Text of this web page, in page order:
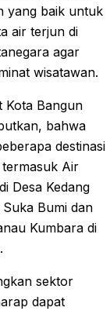
yang baik untuk
air terjun di
agar
wisatawan.
Kota Bangun
bahwa
destinasi
Air
Desa Kedang
Bumi dan
Kumbara di
sektor
dapat